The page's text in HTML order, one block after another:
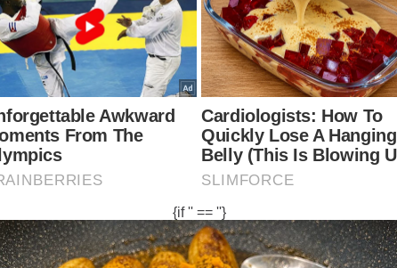
Navalny yang juga Ketua Pembangkang Rusia
dilaporkan meninggal dunia di penjara Arkitik pada
Jumaat.
Perkhidmatan penjara Rusia mengesahkan
kematian Navalny yang sedang menjalani hukuman
selama 19 tahun.
Berita Telus & Tulus menerusi
E-Mel setiap hari!